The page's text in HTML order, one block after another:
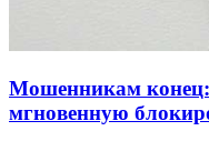
Мошенникам конец:
мгновенную